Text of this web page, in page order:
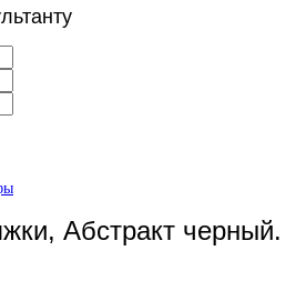
Абстракт черный.